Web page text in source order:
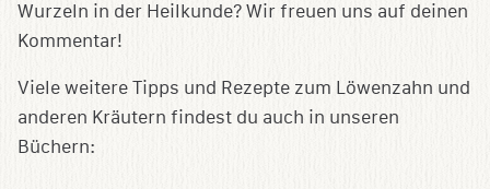
Wurzeln in der Heilkunde? Wir freuen uns auf deinen
Kommentar!
Viele weitere Tipps und Rezepte zum Löwenzahn und
anderen Kräutern findest du auch in unseren
Büchern: